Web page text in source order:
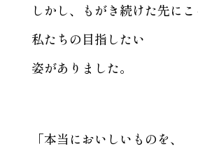
しかし、もがき続けた先にこ
私たちの目指したい
姿がありました。
「本当においしいものを、